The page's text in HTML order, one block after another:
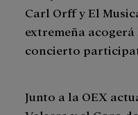
Carl Orff y El
extremeña
concierto
Junto a la OEX